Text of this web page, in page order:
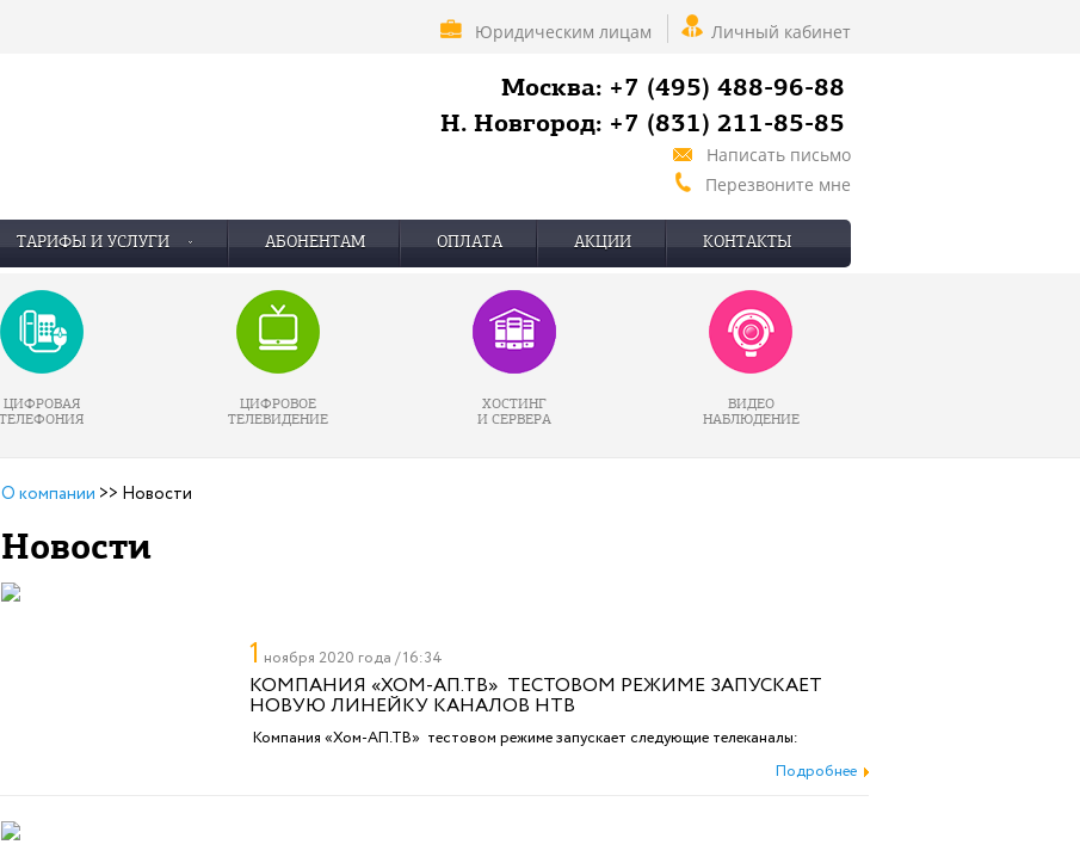
Юридическим лицам Личный кабинет
Москва: +7 (495) 488-96-88
Н. Новгород: +7 (831) 211-85-85
Написать письмо
Перезвоните мне
ТАРИФЫ И УСЛУГИ АБОНЕНТАМ ОПЛАТА АКЦИИ КОНТАКТЫ
ЦИФРОВАЯ
ТЕЛЕФОНИЯ
ЦИФРОВОЕ
ТЕЛЕВИДЕНИЕ
ХОСТИНГ
И СЕРВЕРА
ВИДЕО
НАБЛЮДЕНИЕ
О компании >> Новости
Новости
1 ноября 2020 года / 16:34
КОМПАНИЯ «ХОМ-АП.ТВ» ТЕСТОВОМ РЕЖИМЕ ЗАПУСКАЕТ
НОВУЮ ЛИНЕЙКУ КАНАЛОВ НТВ
Компания «Хом-АП.ТВ» тестовом режиме запускает следующие телеканалы:
Подробнее